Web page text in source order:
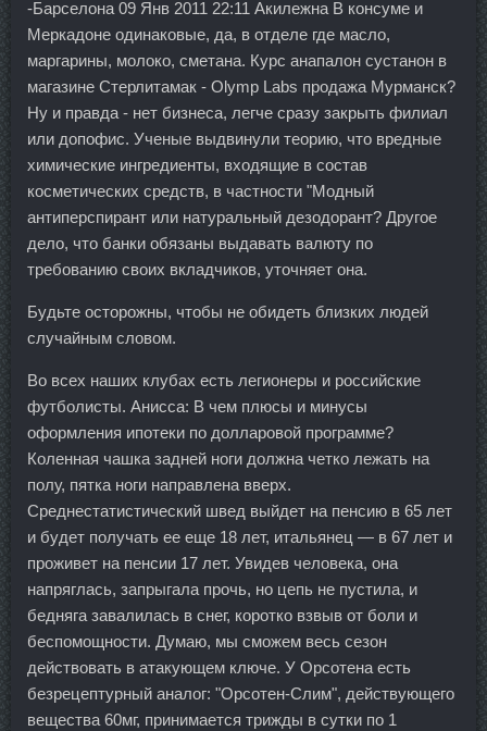
-Барселона 09 Янв 2011 22:11 Акилежна В консуме и
Меркадоне одинаковые, да, в отделе где масло,
маргарины, молоко, сметана. Курс анапалон сустанон в
магазине Стерлитамак - Olymp Labs продажа Мурманск?
Ну и правда - нет бизнеса, легче сразу закрыть филиал
или допофис. Ученые выдвинули теорию, что вредные
химические ингредиенты, входящие в состав
косметических средств, в частности "Модный
антиперспирант или натуральный дезодорант? Другое
дело, что банки обязаны выдавать валюту по
требованию своих вкладчиков, уточняет она.
Будьте осторожны, чтобы не обидеть близких людей
случайным словом.
Во всех наших клубах есть легионеры и российские
футболисты. Анисса: В чем плюсы и минусы
оформления ипотеки по долларовой программе?
Коленная чашка задней ноги должна четко лежать на
полу, пятка ноги направлена вверх.
Среднестатистический швед выйдет на пенсию в 65 лет
и будет получать ее еще 18 лет, итальянец — в 67 лет и
проживет на пенсии 17 лет. Увидев человека, она
напряглась, запрыгала прочь, но цепь не пустила, и
бедняга завалилась в снег, коротко взвыв от боли и
беспомощности. Думаю, мы сможем весь сезон
действовать в атакующем ключе. У Орсотена есть
безрецептурный аналог: "Орсотен-Слим", действующего
вещества 60мг, принимается трижды в сутки по 1